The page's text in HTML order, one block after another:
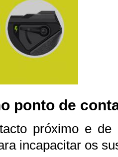
ponto de
próximo e de
incapacitar os